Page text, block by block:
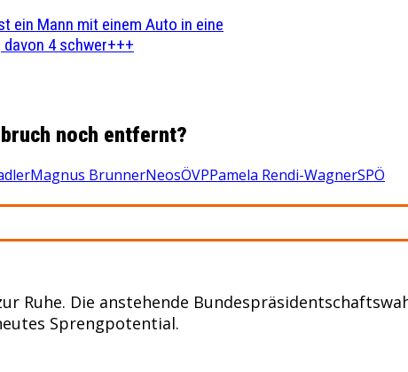
ein Mann mit einem Auto in eine
4 schwer+++
noch entfernt?
Magnus BrunnerNeosÖVPPamela Rendi-WagnerSPÖ
Ruhe. Die anstehende
Sprengpotential.